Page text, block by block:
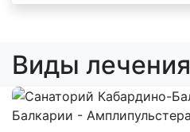
Виды лечения